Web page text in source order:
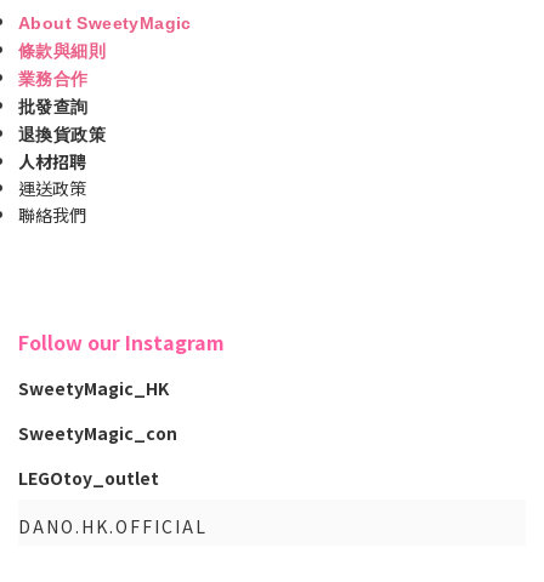
About SweetyMagic
條款與細則
業務合作
批發查詢
退換貨政策
人材招聘
運送政策
聯絡我們
Follow our Instagram
SweetyMagic_HK
SweetyMagic_con
LEGOtoy_outlet
DANO.HK.OFFICIAL